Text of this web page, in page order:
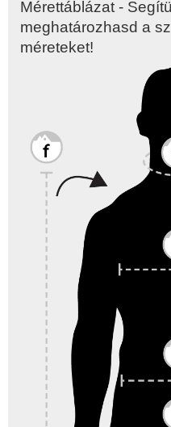
Mérettáblázat -
meghatározhasd a
méreteket!